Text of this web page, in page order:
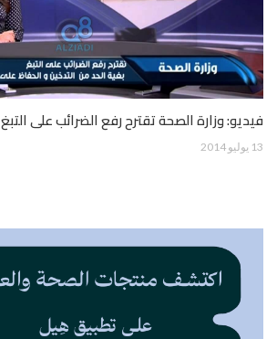
فيديو: وزارة الصحة تقترح رفع الضرائب على التبغ
13 يوليو 2014